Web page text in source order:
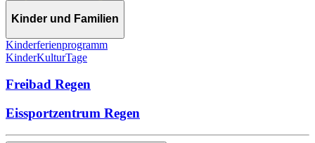
Kinder und Familien
Kinderferienprogramm
KinderKulturTage
Freibad Regen
Eissportzentrum Regen